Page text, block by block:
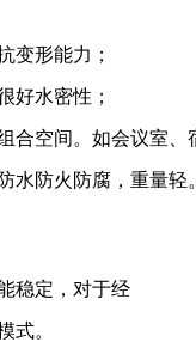
变形能力；
好水密性；
空间。如会议室
水防火防腐，重量
稳定，对于经
式。